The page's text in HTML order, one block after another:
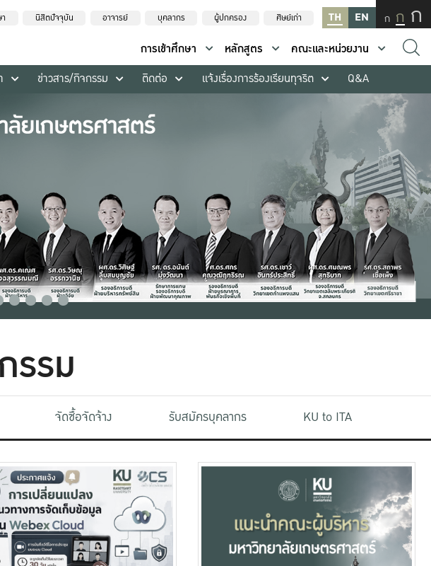
นิสิตปัจจุบัน อาจารย์ บุคลากร ผู้ปกครอง ศิษย์เก่า TH EN ก ก ก
การเข้าศึกษา หลักสูตร
คณะและหน่วยงาน
ข่าวสาร/กิจกรรม ติดต่อ แจ้งเรื่องการร้องเรียนทุจริต Q&A
รรม
จัดซื้อจัดจ้าง รับสมัครบุคลากร KU to ITA